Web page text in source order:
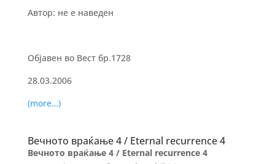
Автор: не е наведен
Објавен во Вест бр.1728
28.03.2006
(more…)
Вечното враќање 4 / Eternal recurrence 4
Вечното враќање 4 / Eternal recurrence 4